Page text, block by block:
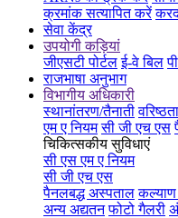
क्रमांक सत्यापित करें
सेवा केंद्र
उपयोगी कड़ियां
जीएसटी पोर्टल ई-वे बिल
राजभाषा अनुभाग
विभागीय अधिकारी
स्थानांतरण/तैनाती
एम ए नियम सी जी एच एस
चिकित्सकीय सुविधाएं
सी एस एम ए नियम
सी जी एच एस
पैनलबद्ध अस्पताल
अन्य अद्यतन फोटो गैलरी